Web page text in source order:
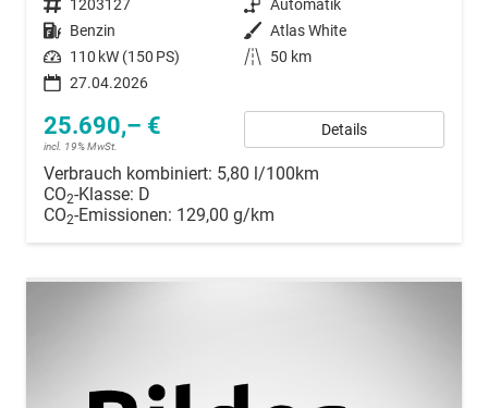
Fahrzeugnummer 1203127 Getriebe Automatik
Kraftstoff Benzin Außenfarbe Atlas White
Leistung 110 kW (150 PS) Kilometerstand
50 km
27.04.2026
25.690,– €
incl. 19% MwSt.
Details
Verbrauch kombiniert: 5,80 l/100km
CO2-Klasse: D
CO2-Emissionen: 129,00 g/km